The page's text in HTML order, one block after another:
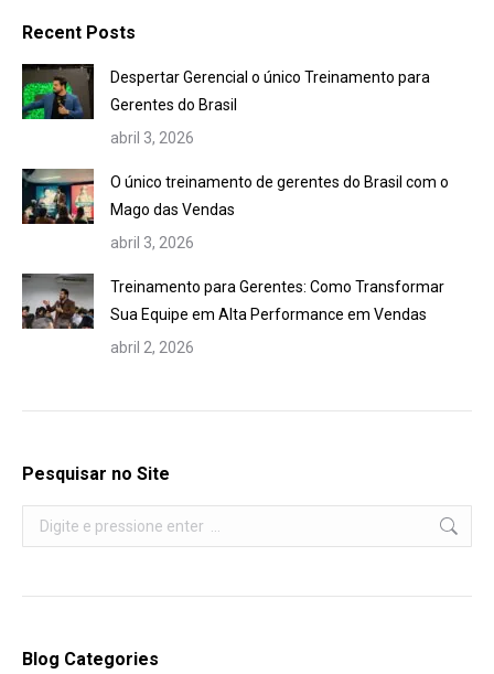
Recent Posts
Despertar Gerencial o único Treinamento para
Gerentes do Brasil
abril 3, 2026
O único treinamento de gerentes do Brasil com o
Mago das Vendas
abril 3, 2026
Treinamento para Gerentes: Como Transformar
Sua Equipe em Alta Performance em Vendas
abril 2, 2026
Pesquisar no Site
Search:
Blog Categories